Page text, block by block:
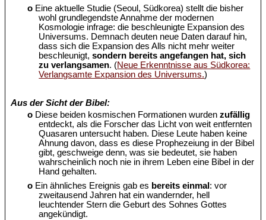
o Eine aktuelle Studie (Seoul, Südkorea) stellt die bisher
wohl grundlegendste Annahme der modernen
Kosmologie infrage: die beschleunigte Expansion des
Universums. Demnach deuten neue Daten darauf hin,
dass sich die Expansion des Alls nicht mehr weiter
beschleunigt,sondern bereits angefangen hat, sich
zu verlangsamen. (Neue Erkenntnisse aus Südkorea:
Verlangsamte Expansion des Universums.)
Aus der Sicht der Bibel:
o Diese beiden kosmischen Formationen wurdenzufällig
entdeckt, als die Forscher das Licht von weit entfernten
Quasaren untersucht haben. Diese Leute haben keine
Ahnung davon, dass es diese Prophezeiung in der Bibel
gibt, geschweige denn, was sie bedeutet, sie haben
wahrscheinlich noch nie in ihrem Leben eine Bibel in der
Hand gehalten.
o Ein ähnliches Ereignis gab es bereits einmal : vor
zweitausend Jahren hat ein wandernder, hell
leuchtender Stern die Geburt des Sohnes Gottes
angekündigt.